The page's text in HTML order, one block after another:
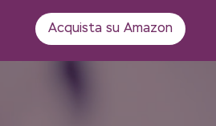
Acquista su Amazon